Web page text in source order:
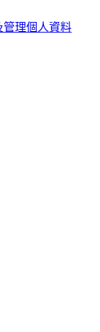
管理個人資料